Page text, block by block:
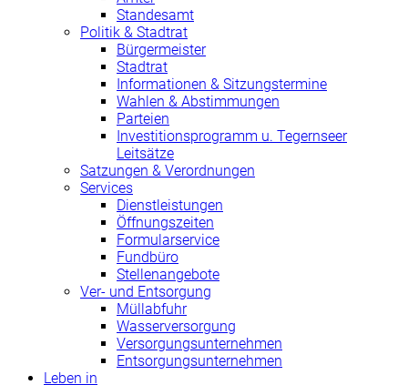
Standesamt
Politik & Stadtrat
Bürgermeister
Stadtrat
Informationen & Sitzungstermine
Wahlen & Abstimmungen
Parteien
Investitionsprogramm u. Tegernseer
Leitsätze
Satzungen & Verordnungen
Services
Dienstleistungen
Öffnungszeiten
Formularservice
Fundbüro
Stellenangebote
Ver- und Entsorgung
Müllabfuhr
Wasserversorgung
Versorgungsunternehmen
Entsorgungsunternehmen
Leben in